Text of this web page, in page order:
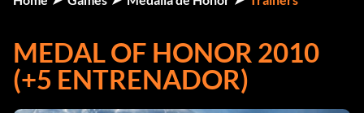
MEDAL OF HONOR 2010
(+5 ENTRENADOR)